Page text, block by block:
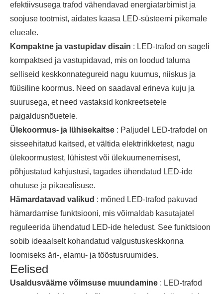
efektiivsusega trafod vähendavad energiatarbimist ja
soojuse tootmist, aidates kaasa LED-süsteemi pikemale
elueale.
Kompaktne ja vastupidav disain : LED-trafod on sageli
kompaktsed ja vastupidavad, mis on loodud taluma
selliseid keskkonnategureid nagu kuumus, niiskus ja
füüsiline koormus. Need on saadaval erineva kuju ja
suurusega, et need vastaksid konkreetsetele
paigaldusnõuetele.
Ülekoormus- ja lühisekaitse : Paljudel LED-trafodel on
sisseehitatud kaitsed, et vältida elektririkketest, nagu
ülekoormustest, lühistest või ülekuumenemisest,
põhjustatud kahjustusi, tagades ühendatud LED-ide
ohutuse ja pikaealisuse.
Hämardatavad valikud : mõned LED-trafod pakuvad
hämardamise funktsiooni, mis võimaldab kasutajatel
reguleerida ühendatud LED-ide heledust. See funktsioon
sobib ideaalselt kohandatud valgustuskeskkonna
loomiseks äri-, elamu- ja tööstusruumides.
Eelised
Usaldusväärne võimsuse muundamine : LED-trafod